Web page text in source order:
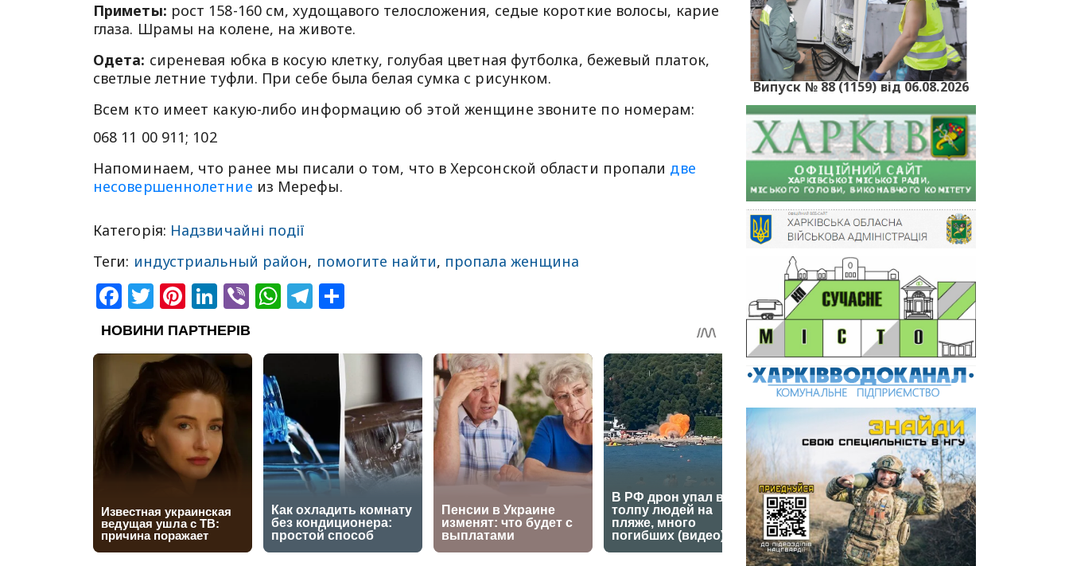
Приметы: рост 158-160 см, худощавого телосложения, седые короткие волосы, карие
глаза. Шрамы на колене, на животе.
Одета: сиреневая юбка в косую клетку, голубая цветная футболка, бежевый платок,
светлые летние туфли. При себе была белая сумка с рисунком.
Всем кто имеет какую-либо информацию об этой женщине звоните по номерам:
068 11 00 911; 102
Напоминаем, что ранее мы писали о том, что в Херсонской области пропали две
несовершеннолетние из Мерефы.
Категорія: Надзвичайні події
Теги: индустриальный район, помогите найти, пропала женщина
Facebook
Twitter
Pinterest
LinkedIn
ViberWhatsApp
Telegram
Випуск № 88 (1159) від 06.08.2026